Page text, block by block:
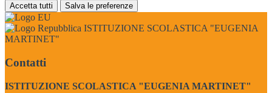
Accetta tutti Salva le preferenze
ISTITUZIONE SCOLASTICA "EUGENIA
MARTINET"
Contatti
ISTITUZIONE SCOLASTICA "EUGENIA MARTINET"